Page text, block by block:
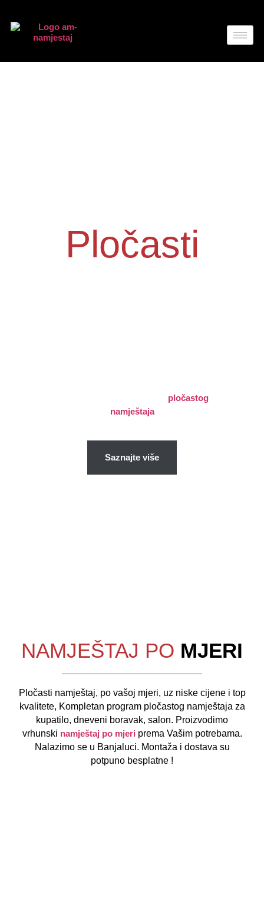
Pločasti
pločastog
namještaja
Saznajte više
NAMJEŠTAJ PO MJERI
Pločasti namještaj, po vašoj mjeri, uz niske cijene i top
kvalitete, Kompletan program pločastog namještaja za
kupatilo, dneveni boravak, salon. Proizvodimo
vrhunski namještaj po mjeri prema Vašim potrebama.
Nalazimo se u Banjaluci. Montaža i dostava su
potpuno besplatne !